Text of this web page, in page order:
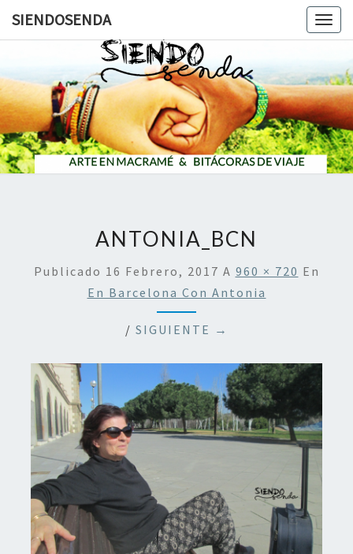
SIENDOSENDA
ANTONIA_BCN
Publicado 16 Febrero, 2017 A 960 × 720 En
En Barcelona Con Antonia
/ SIGUIENTE →